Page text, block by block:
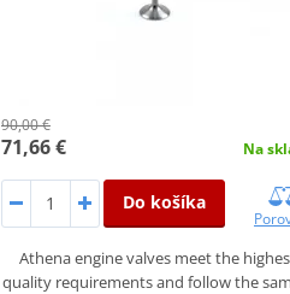
90,00 €
71,66 € Na
Do košíka
Athena engine valves meet the
quality requirements and follow the